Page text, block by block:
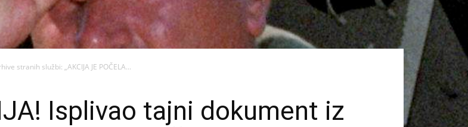
stranih službi: „AKCIJA JE POČELA...
Isplivao tajni dokument iz